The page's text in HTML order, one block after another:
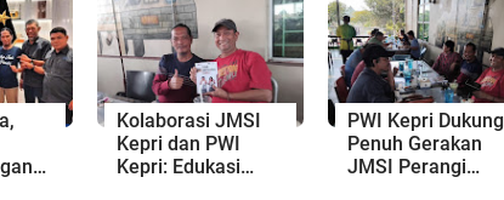
Kolaborasi JMSI
Kepri dan PWI
Kepri: Edukasi
PWI Kepri Dukung
Penuh Gerakan
JMSI Perangi